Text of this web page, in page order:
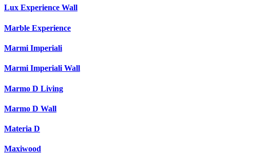
Lux Experience Wall
Marble Experience
Marmi Imperiali
Marmi Imperiali Wall
Marmo D Living
Marmo D Wall
Materia D
Maxiwood